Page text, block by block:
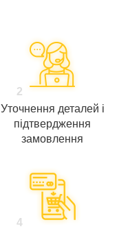
2
Уточнення деталей і
підтвердження
замовлення
4